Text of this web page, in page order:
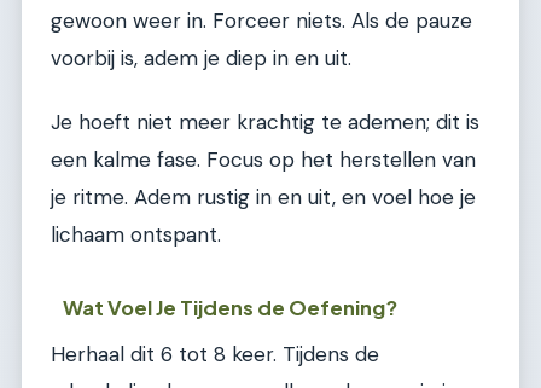
gewoon weer in. Forceer niets. Als de pauze
voorbij is, adem je diep in en uit.
Je hoeft niet meer krachtig te ademen; dit is
een kalme fase. Focus op het herstellen van
je ritme. Adem rustig in en uit, en voel hoe je
lichaam ontspant.
Wat Voel Je Tijdens de Oefening?
Herhaal dit 6 tot 8 keer. Tijdens de